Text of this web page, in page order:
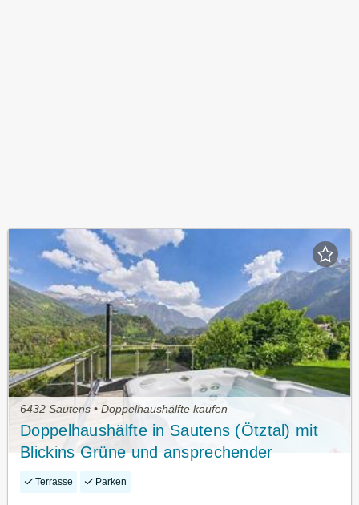
6432 Sautens • Doppelhaushälfte kaufen
Doppelhaushälfte in Sautens (Ötztal) mit
Blickins Grüne und ansprechender
Außenanlage
Terrasse Parken